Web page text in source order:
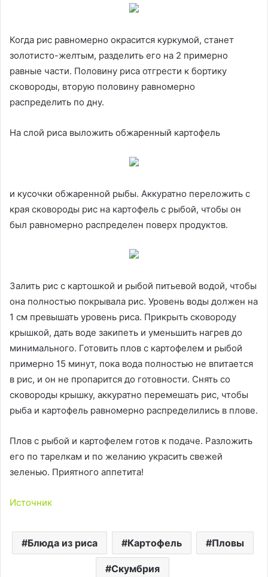
Когда рис равномерно окрасится куркумой, станет
золотисто-желтым, разделить его на 2 примерно
равные части. Половину риса отгрести к бортику
сковороды, вторую половину равномерно
распределить по дну.
На слой риса выложить обжаренный картофель
и кусочки обжаренной рыбы. Аккуратно переложить с
края сковороды рис на картофель с рыбой, чтобы он
был равномерно распределен поверх продуктов.
Залить рис с картошкой и рыбой питьевой водой, чтобы
она полностью покрывала рис. Уровень воды должен на
1 см превышать уровень риса. Прикрыть сковороду
крышкой, дать воде закипеть и уменьшить нагрев до
минимального. Готовить плов с картофелем и рыбой
примерно 15 минут, пока вода полностью не впитается
в рис, и он не пропарится до готовности. Снять со
сковороды крышку, аккуратно перемешать рис, чтобы
рыба и картофель равномерно распределились в плове.
Плов с рыбой и картофелем готов к подаче. Разложить
его по тарелкам и по желанию украсить свежей
зеленью. Приятного аппетита!
Источник
Блюда из риса Картофель Пловы
Скумбрия